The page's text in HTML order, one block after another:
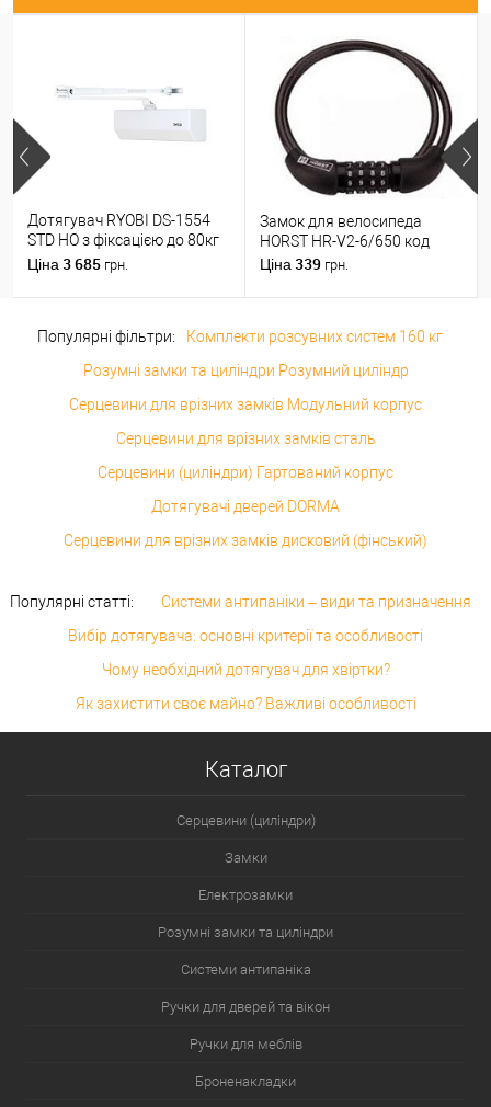
Дотягувач RYOBI DS-1554
STD HO з фіксацією до 80кг
Білий
Ціна 3 685 грн.
Замок для велосипеда
HORST HR-V2-6/650 код
Ціна 339 грн.
Популярні фільтри:
Комплекти розсувних систем 160 кг
Розумні замки та циліндри Розумний циліндр
Серцевини для врізних замків Модульний корпус
Серцевини для врізних замків сталь
Серцевини (циліндри) Гартований корпус
Дотягувачі дверей DORMA
Серцевини для врізних замків дисковий (фінський)
Популярні статті:
Системи антипаніки – види та призначення
Вибір дотягувача: основні критерії та особливості
Чому необхідний дотягувач для хвіртки?
Як захистити своє майно? Важливі особливості
Каталог
Серцевини (циліндри)
Замки
Електрозамки
Розумні замки та циліндри
Системи антипаніка
Ручки для дверей та вікон
Ручки для меблів
Броненакладки